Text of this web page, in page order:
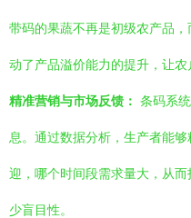
带码的果蔬不再是初级农产品
动了产品溢价能力的提升，让农
精准营销与市场反馈： 条码系
息。通过数据分析，生产者能
迎，哪个时间段需求量大，从
少盲目性。